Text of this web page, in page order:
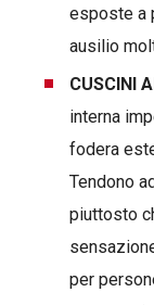
esposte a
ausilio
CUSCINI
interna
fodera
Tendono
piuttosto
per